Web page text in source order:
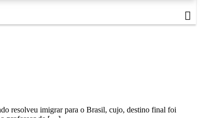
resolveu imigrar para o Brasil, cujo, destino final foi